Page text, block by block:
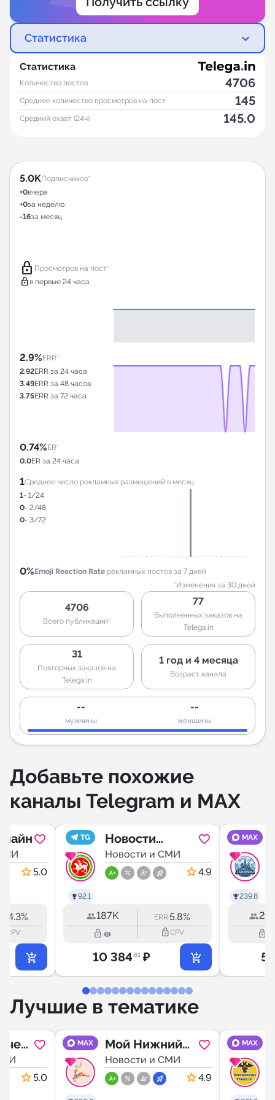
Статистика
Статистика
Количество постов 4706
Среднее количество просмотров на пост 145
Средний охват (24ч) 145.0
5.0KПодписчиков*
+0вчера
+0за неделю
-16за месяц
lock Просмотров на пост*
lock в первые 24 часа
2.9%ERR*
2.92ERR за 24 часа
3.49ERR за 48 часов
3.75ERR за 72 часа
0.74%ER*
0.0ER за 24 часа
1Среднее число рекламных размещений в месяц
1- 1/24
0- 2/48
0- 3/72
0%Emoji Reaction Rate рекламных постов за 7 дней
*Изменения за 30 дней
4706
Всего публикаций*
77
Выполненных заказов на
Telega.in
31
Повторных заказов на
Telega.in
1 год и 4 месяца
Возраст канала
--
мужчины
--
женщины
Добавьте похожие
каналы Telegram и MAX
5.0
14.3%
CPV
TG
92.1
Новости
Казани и
Республики
Новости и СМИ
4.9
187K ERR:5.8%
lock_outline lock_outlineCPV
10 384.61 ₽
MAX
239.8
lock_outline
5
Лучшие в тематике
5.0
MAX
Мой Нижний
Новгород
Новости и СМИ
4.9
MAX